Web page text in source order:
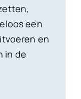
een
en
in de